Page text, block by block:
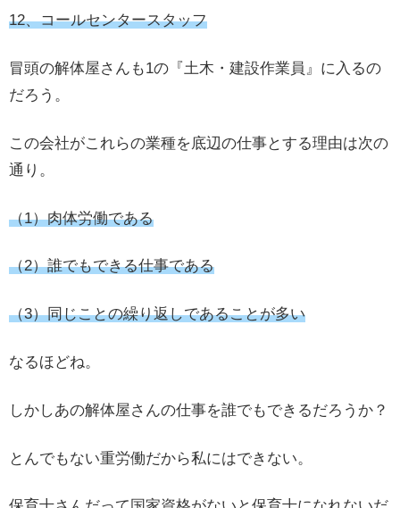
12、コールセンタースタッフ
冒頭の解体屋さんも1の『土木・建設作業員』に入るの
だろう。
この会社がこれらの業種を底辺の仕事とする理由は次の
通り。
（1）肉体労働である
（2）誰でもできる仕事である
（3）同じことの繰り返しであることが多い
なるほどね。
しかしあの解体屋さんの仕事を誰でもできるだろうか？
とんでもない重労働だから私にはできない。